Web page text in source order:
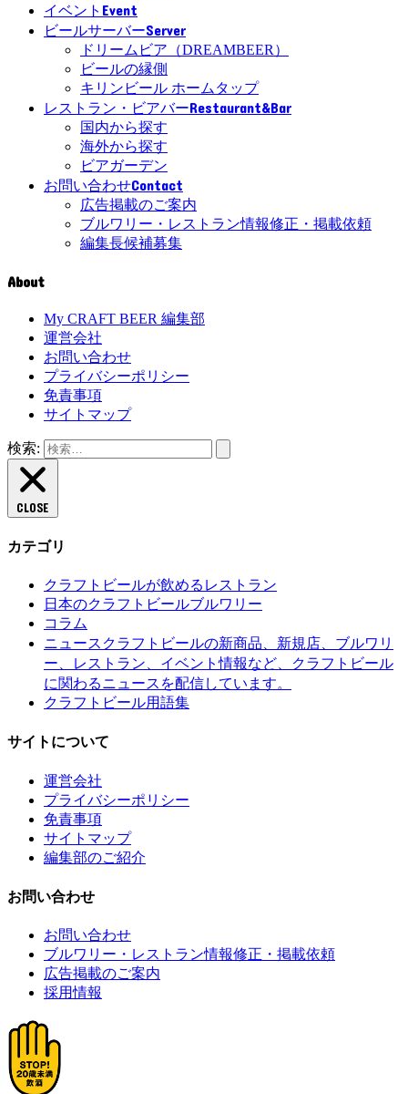
イベント Event
ビールサーバーServer
ドリームビア（DREAMBEER）
ビールの縁側
キリンビール ホームタップ
レストラン・ビアバーRestaurant&Bar
国内から探す
海外から探す
ビアガーデン
お問い合わせContact
広告掲載のご案内
ブルワリー・レストラン情報修正・掲載依頼
編集長候補募集
About
My CRAFT BEER 編集部
運営会社
お問い合わせ
プライバシーポリシー
免責事項
サイトマップ
検索:
CLOSE
カテゴリ
クラフトビールが飲めるレストラン
日本のクラフトビールブルワリー
コラム
ニュース クラフトビールの新商品、新規店、ブルワリ
ー、レストラン、イベント情報など、クラフトビール
に関わるニュースを配信しています。
クラフトビール用語集
サイトについて
運営会社
プライバシーポリシー
免責事項
サイトマップ
編集部のご紹介
お問い合わせ
お問い合わせ
ブルワリー・レストラン情報修正・掲載依頼
広告掲載のご案内
採用情報